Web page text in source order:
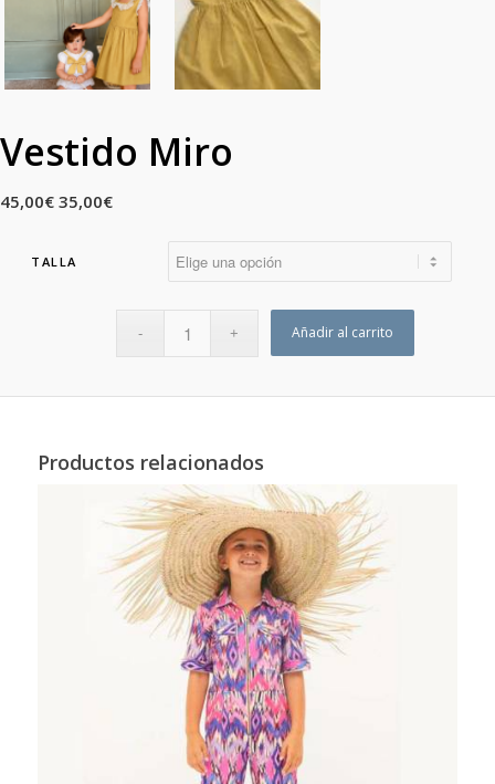
Vestido Miro
45,00€ 35,00€
TALLA
Añadir al carrito
Productos relacionados